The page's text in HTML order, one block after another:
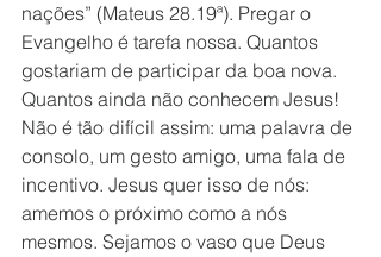
nações” (Mateus 28.19ª). Pregar o
Evangelho é tarefa nossa. Quantos
gostariam de participar da boa nova.
Quantos ainda não conhecem Jesus!
Não é tão difícil assim: uma palavra de
consolo, um gesto amigo, uma fala de
incentivo. Jesus quer isso de nós:
amemos o próximo como a nós
mesmos. Sejamos o vaso que Deus